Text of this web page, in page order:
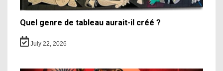
Quel genre de tableau aurait-il créé ?
July 22, 2026